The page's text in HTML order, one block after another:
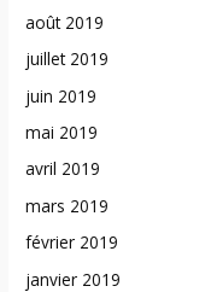
août 2019
juillet 2019
juin 2019
mai 2019
avril 2019
mars 2019
février 2019
janvier 2019